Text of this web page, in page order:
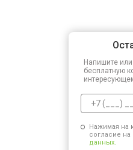
Напишите
бесплатную
Нажимая на
согласие на
данных.